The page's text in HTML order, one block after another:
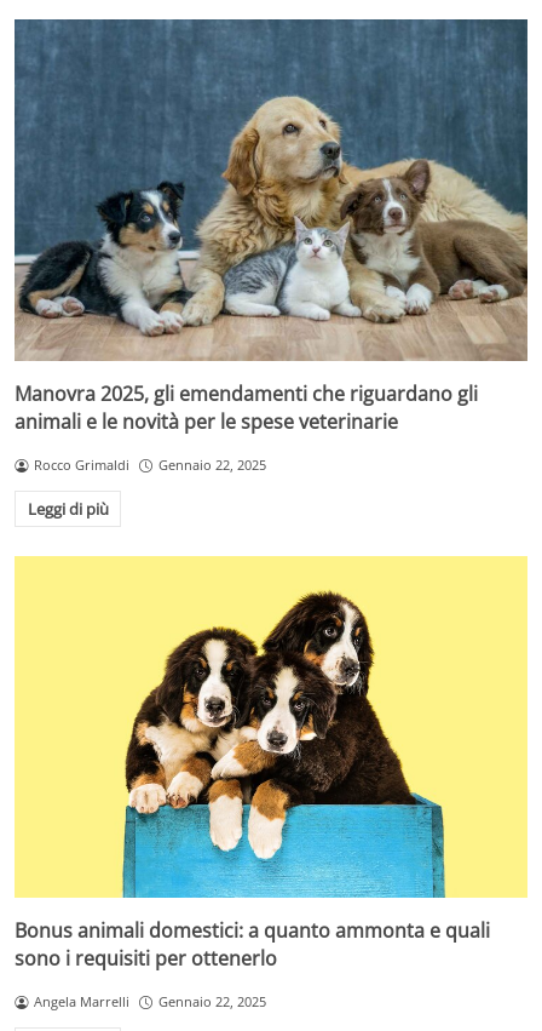
Manovra 2025, gli emendamenti che riguardano gli
animali e le novità per le spese veterinarie
Rocco Grimaldi Gennaio 22, 2025
Leggi di più
Bonus animali domestici: a quanto ammonta e quali
sono i requisiti per ottenerlo
Angela Marrelli Gennaio 22, 2025